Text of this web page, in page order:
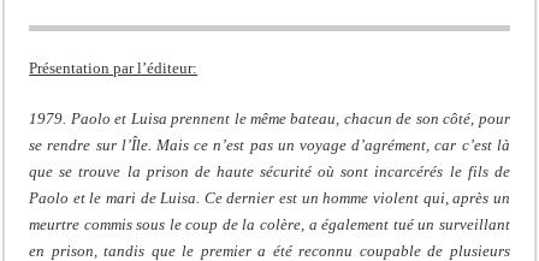
Présentation par l’éditeur:
1979. Paolo et Luisa prennent le même bateau, chacun de son côté, pour
se rendre sur l’Île. Mais ce n’est pas un voyage d’agrément, car c’est là
que se trouve la prison de haute sécurité où sont incarcérés le fils de
Paolo et le mari de Luisa. Ce dernier est un homme violent qui, après un
meurtre commis sous le coup de la colère, a également tué un surveillant
en prison, tandis que le premier a été reconnu coupable de plusieurs